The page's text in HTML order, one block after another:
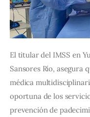
El titular del IMSS en
Sansores Río, asegura
médica
oportuna de los
prevención de